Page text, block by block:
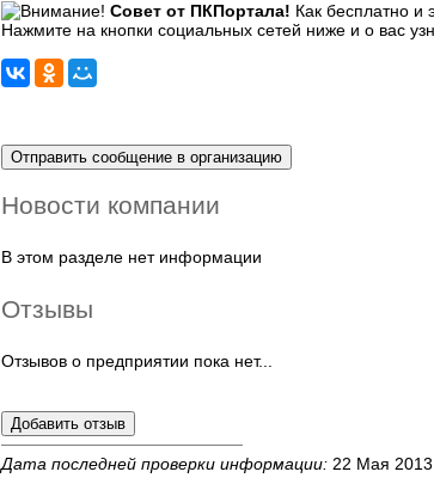
Совет от ПКПортала! Как бесплатно и
Нажмите на кнопки социальных сетей ниже и о вас
Новости компании
В этом разделе нет информации
Отзывы
Отзывов о предприятии пока нет...
Дата последней проверки информации: 22 Мая 2013